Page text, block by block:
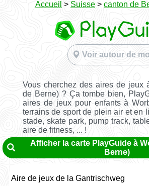
Accueil > Suisse > canton de
Voir autour de
Vous cherchez des aires de jeux
de Berne) ? Ça tombe bien,
aires de jeux pour enfants à
terrains de sport de plein air et en
stade, skate park, pump track,
aire de fitness, ... !
Afficher la carte PlayGuide à
Berne)
Aire de jeux de la Gantrischweg